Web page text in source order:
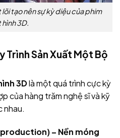
tạo nên sự kỳ diệu của phim
hình 3D.
Trình Sản Xuất Một Bộ
3Dlà một quá trình cực kỳ
của hàng trăm nghệ sĩ và kỹ
nhau.
– Nền móng